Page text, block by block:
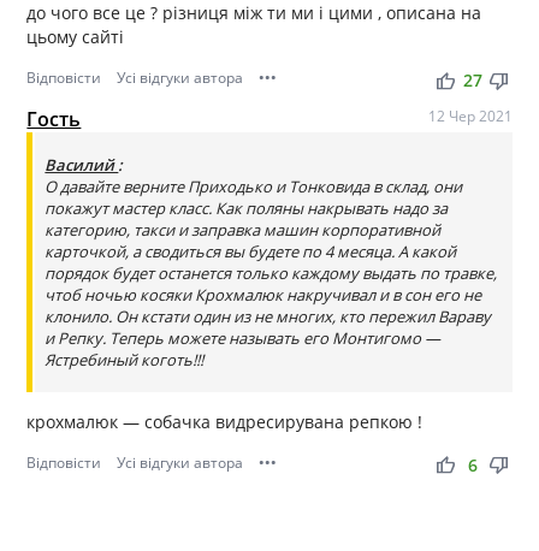
до чого все це ? різниця між ти ми і цими , описана на
цьому сайті
Відповісти Усі відгуки автора ••• thumb_up thumb_down
27
Гость 12 Чер 2021
Василий:
О давайте верните Приходько и Тонковида в склад, они
покажут мастер класс. Как поляны накрывать надо за
категорию, такси и заправка машин корпоративной
карточкой, а сводиться вы будете по 4 месяца. А какой
порядок будет останется только каждому выдать по травке,
чтоб ночью косяки Крохмалюк накручивал и в сон его не
клонило. Он кстати один из не многих, кто пережил Вараву
и Репку. Теперь можете называть его Монтигомо —
Ястребиный коготь!!!
крохмалюк — собачка видресирувана репкою !
Відповісти Усі відгуки автора ••• thumb_up thumb_down
6